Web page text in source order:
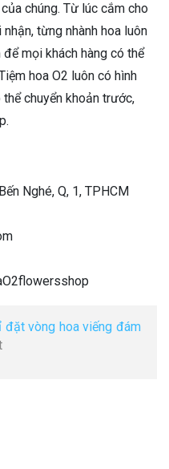
chúng. Từ lúc cắm cho
từng nhành hoa luôn
mọi khách hàng có thể
hoa O2 luôn có hình
chuyển khoản trước,
Nghé, Q, 1, TPHCM
đặt vòng hoa viếng đám